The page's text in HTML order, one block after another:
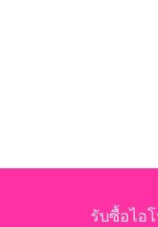
รับซื้อไอ